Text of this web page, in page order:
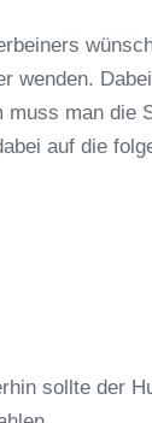
wenden.
muss man die
auf die
sollte der